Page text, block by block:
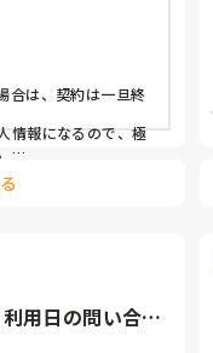
、そもそもの繋が
るᕦ(ò_óˇ)ᕤ
ービス組まれる
が居るのかいない
だなぁm(._.)m
合は、契約は一旦終
情報になるので、極
ら、情報は貰いたい
利用再開飲み込み
流す人もいてます
リスクも高くなる。
用日の問い合わ